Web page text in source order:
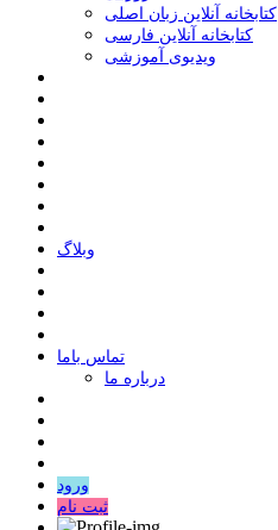
کتابخانه آنلاین زبان اصلی
کتابخانه آنلاین فارسی
ویدیوی آموزشی
وبلاگ
ﺗﻤﺎﺱ ﺑﺎﻣﺎ
درباره ما
ورود
ثبت نام